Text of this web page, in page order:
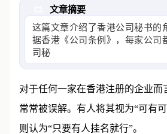
文章摘要
这篇文章介绍了香港公司秘书的
据香港《公司条例》，每家公司
司秘书，这不仅是法律强制要求
对于任何一家在香港注册的企业而
常常被误解。有人将其视为“可有
则认为“只要有人挂名就行”。